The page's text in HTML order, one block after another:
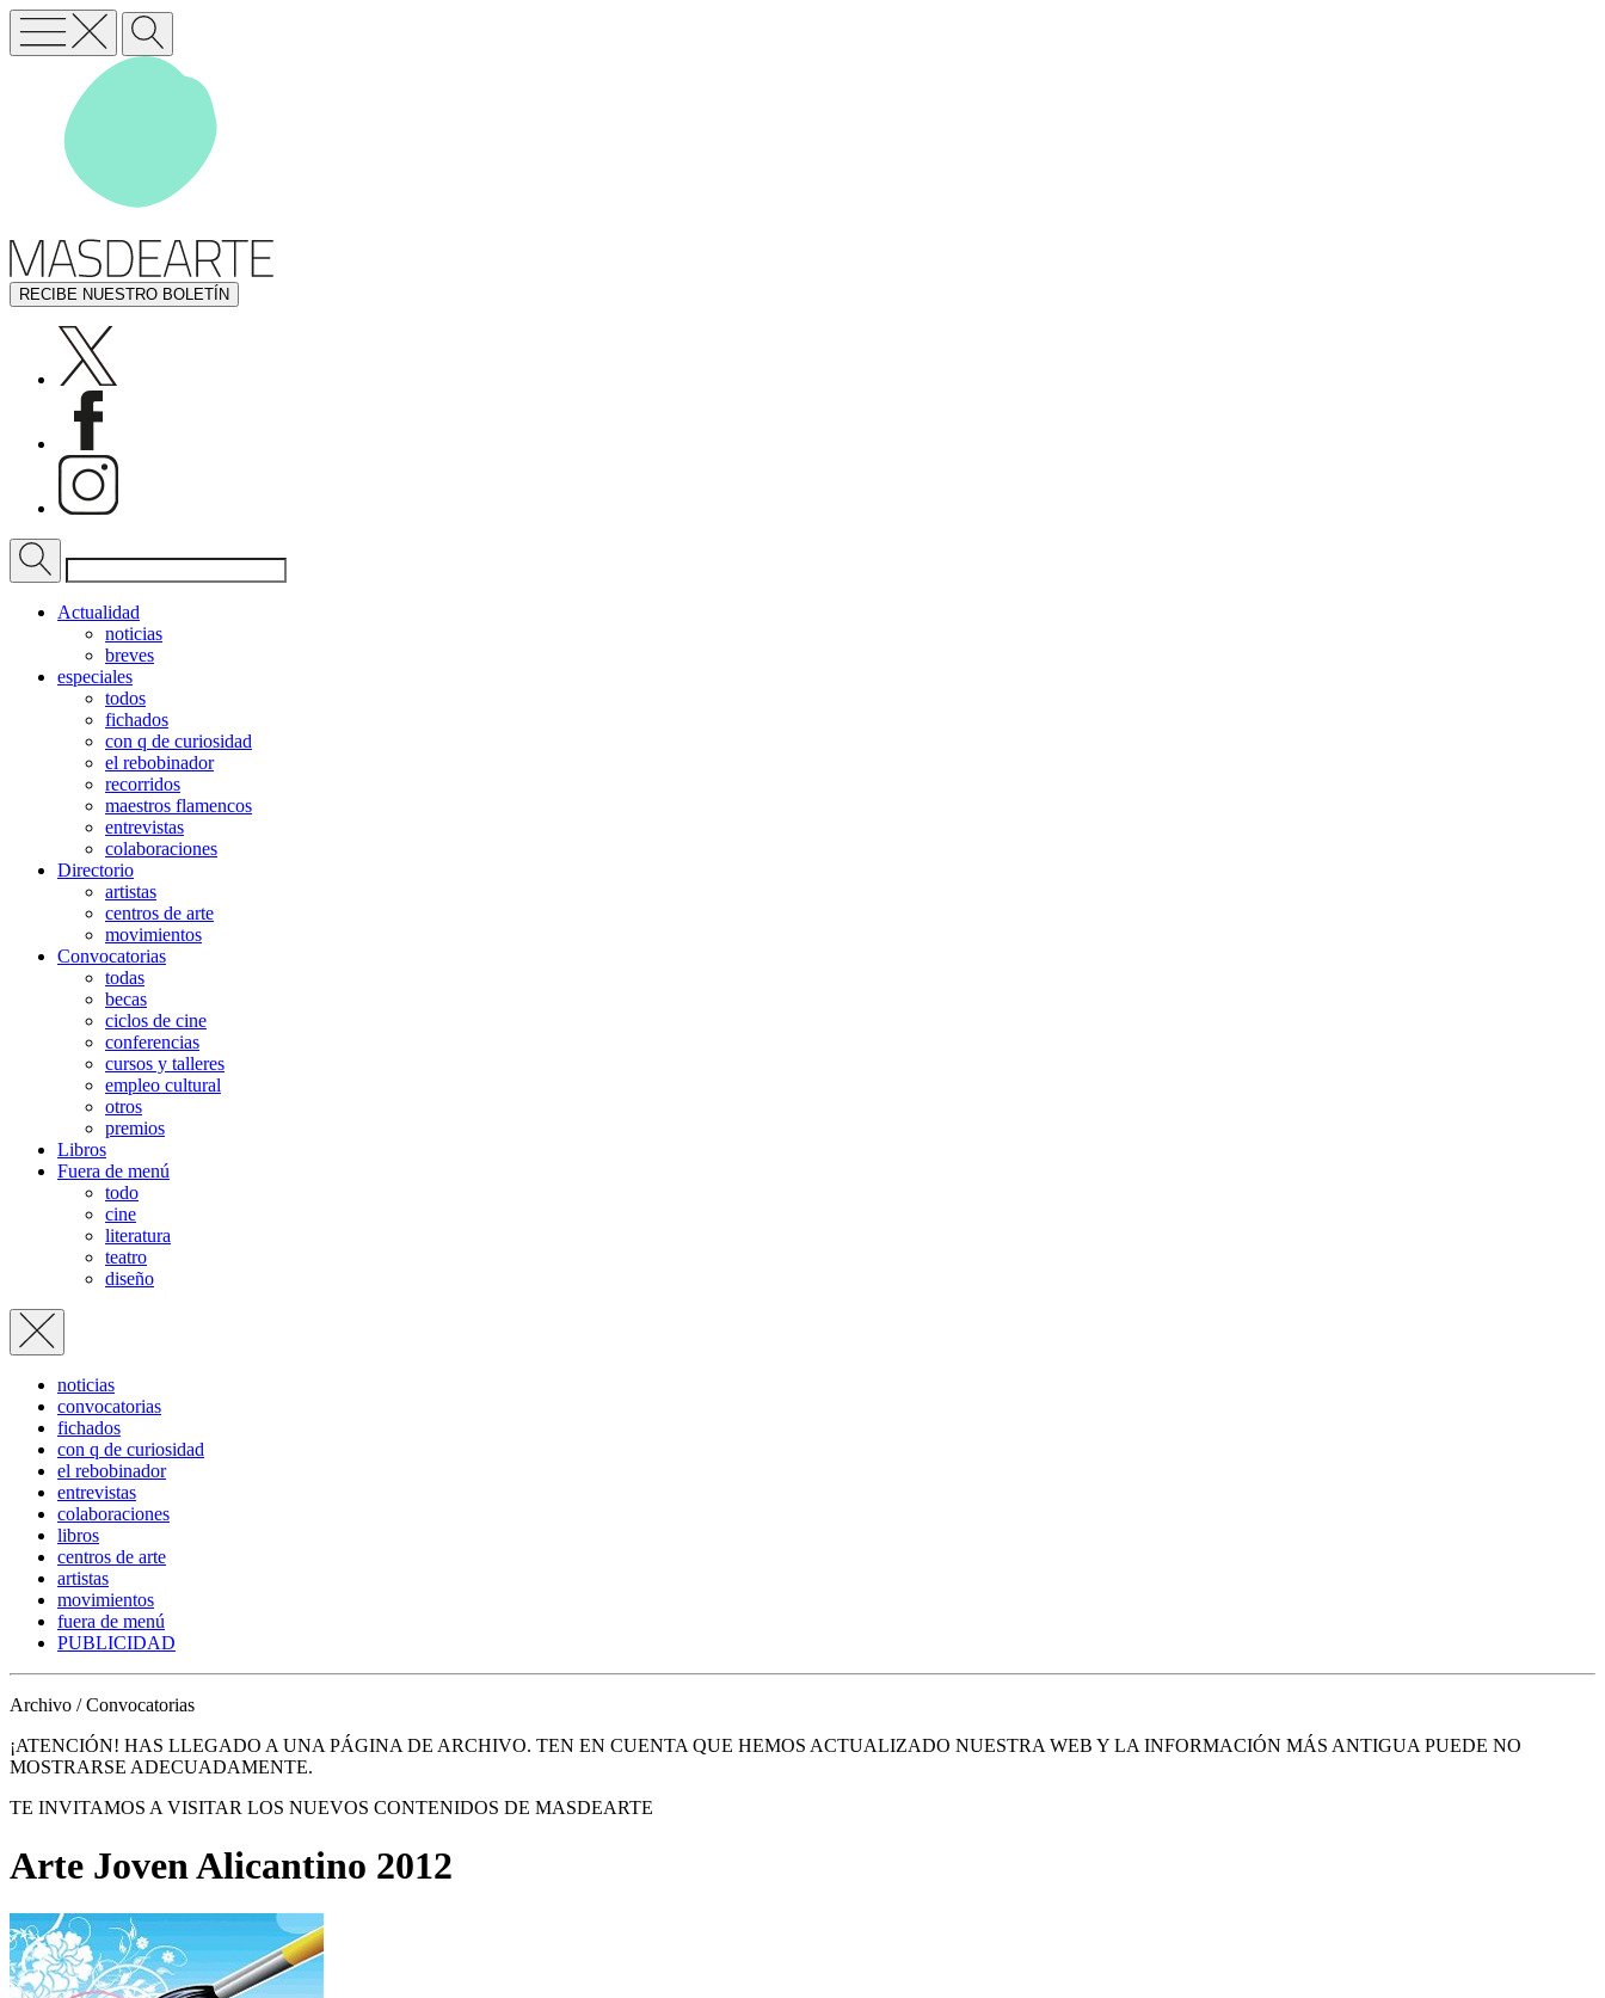
RECIBE NUESTRO BOLETÍN
Actualidad
noticias
breves
especiales
todos
fichados
con q de curiosidad
el rebobinador
recorridos
maestros flamencos
entrevistas
colaboraciones
Directorio
artistas
centros de arte
movimientos
Convocatorias
todas
becas
ciclos de cine
conferencias
cursos y talleres
empleo cultural
otros
premios
Libros
Fuera de menú
todo
cine
literatura
teatro
diseño
noticias
convocatorias
fichados
con q de curiosidad
el rebobinador
entrevistas
colaboraciones
libros
centros de arte
artistas
movimientos
fuera de menú
PUBLICIDAD
Archivo / Convocatorias
¡ATENCIÓN! HAS LLEGADO A UNA PÁGINA DE ARCHIVO. TEN EN CUENTA QUE HEMOS ACTUALIZADO NUESTRA WEB Y LA INFORMACIÓN MÁS ANTIGUA PUEDE NO
MOSTRARSE ADECUADAMENTE.
TE INVITAMOS A VISITAR LOS NUEVOS CONTENIDOS DE MASDEARTE
Arte Joven Alicantino 2012